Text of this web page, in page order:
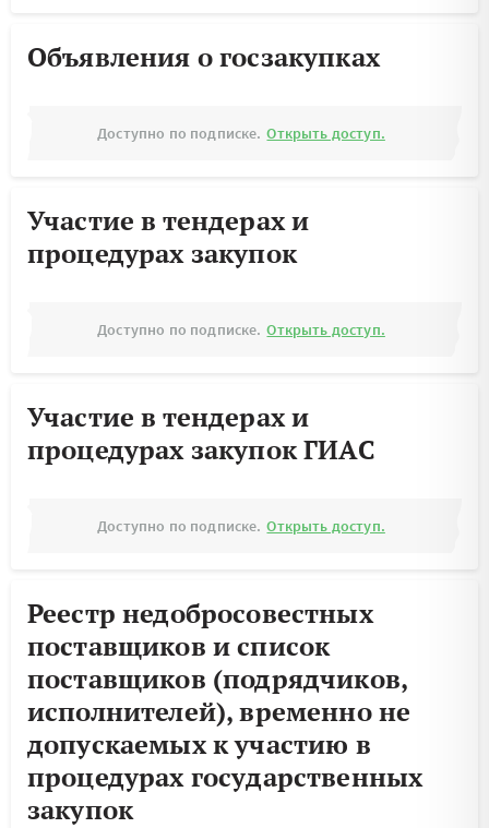
Объявления о госзакупках
Доступно по подписке. Открыть доступ.
Участие в тендерах и
процедурах закупок
Доступно по подписке. Открыть доступ.
Участие в тендерах и
процедурах закупок ГИАС
Доступно по подписке. Открыть доступ.
Реестр недобросовестных
поставщиков и список
поставщиков (подрядчиков,
исполнителей), временно не
допускаемых к участию в
процедурах государственных
закупок